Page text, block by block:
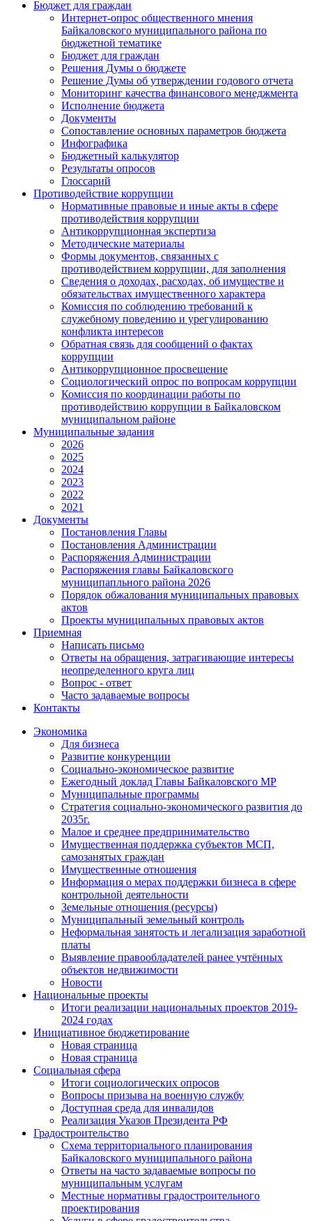
Бюджет для граждан
Интернет-опрос общественного мнения
Байкаловского муниципального района по
бюджетной тематике
Бюджет для граждан
Решения Думы о бюджете
Решение Думы об утверждении годового отчета
Мониторинг качества финансового менеджмента
Исполнение бюджета
Документы
Сопоставление основных параметров бюджета
Инфографика
Бюджетный калькулятор
Результаты опросов
Глоссарий
Противодействие коррупции
Нормативные правовые и иные акты в сфере
противодействия коррупции
Антикоррупционная экспертиза
Методические материалы
Формы документов, связанных с
противодействием коррупции, для заполнения
Сведения о доходах, расходах, об имуществе и
обязательствах имущественного характера
Комиссия по соблюдению требований к
служебному поведению и урегулированию
конфликта интересов
Обратная связь для сообщений о фактах
коррупции
Антикоррупционное просвещение
Социологический опрос по вопросам коррупции
Комиссия по координации работы по
противодействию коррупции в Байкаловском
муниципальном районе
Муниципальные задания
2026
2025
2024
2023
2022
2021
Документы
Постановления Главы
Постановления Администрации
Распоряжения Администрации
Распоряжения главы Байкаловского
муниципапльного района 2026
Порядок обжалования муниципальных правовых
актов
Проекты муниципальных правовых актов
Приемная
Написать письмо
Ответы на обращения, затрагивающие интересы
неопределенного круга лиц
Вопрос - ответ
Часто задаваемые вопросы
Контакты
Экономика
Для бизнеса
Развитие конкуренции
Социально-экономическое развитие
Ежегодный доклад Главы Байкаловского МР
Муниципальные программы
Стратегия социально-экономического развития до
2035г.
Малое и среднее предпринимательство
Имущественная поддержка субъектов МСП,
самозанятых граждан
Имущественные отношения
Информация о мерах поддержки бизнеса в сфере
контрольной деятельности
Земельные отношения (ресурсы)
Муниципальный земельный контроль
Неформальная занятость и легализация заработной
платы
Выявление правообладателей ранее учтённых
объектов недвижимости
Новости
Национальные проекты
Итоги реализации национальных проектов 2019-
2024 годах
Инициативное бюджетирование
Новая страница
Новая страница
Социальная сфера
Итоги социологических опросов
Вопросы призыва на военную службу
Доступная среда для инвалидов
Реализация Указов Президента РФ
Градостроительство
Схема территориального планирования
Байкаловского муниципального района
Ответы на часто задаваемые вопросы по
муниципальным услугам
Местные нормативы градостроительного
проектирования